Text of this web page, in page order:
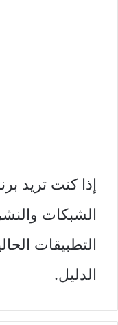
إذا كنت تريد
الشبكات
التطبيقات
الدليل.